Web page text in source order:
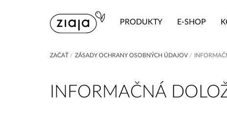
PRODUKTY E-SHOP
ZAČAŤ / ZÁSADY OCHRANY OSOBNÝCH ÚDAJOV /
INFORMAČNÁ